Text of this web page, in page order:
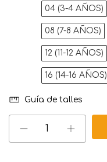
04 (3-4 AÑOS)
08 (7-8 AÑOS)
12 (11-12 AÑOS)
16 (14-16 AÑOS)
Guía de talles